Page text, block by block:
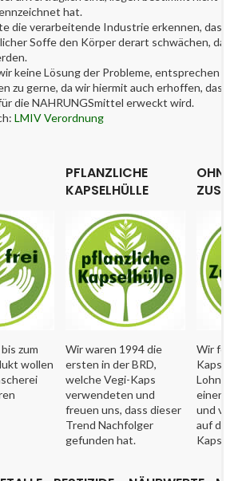
hat.
die verarbeitende Industrie erkennen, dass
Soffe den Körper derart schwächen, dass
keine Lösung der Probleme, entsprechen
zu gerne, da wir hiermit auch erhoffen, dass
die NAHRUNGSmittel erweckt wird.
LMIV Verordnung
PFLANZLICHE
KAPSELHÜLLE
OHNE
zum
wollen
Wir waren 1994 die
ersten in der BRD,
welche Vegi-Kaps
verwendeten und
freuen uns, dass dieser
Trend Nachfolger
gefunden hat.
Wir
Kapseln
einen
und
auf das,
Kapsel